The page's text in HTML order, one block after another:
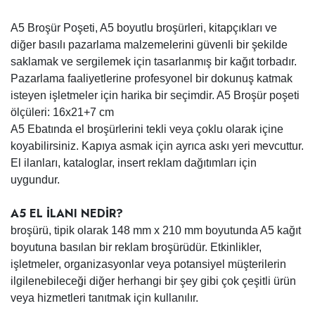
A5 Broşür Poşeti, A5 boyutlu broşürleri, kitapçıkları ve
diğer basılı pazarlama malzemelerini güvenli bir şekilde
saklamak ve sergilemek için tasarlanmış bir kağıt torbadır.
Pazarlama faaliyetlerine profesyonel bir dokunuş katmak
isteyen işletmeler için harika bir seçimdir. A5 Broşür poşeti
ölçüleri: 16x21+7 cm
A5 Ebatında el broşürlerini tekli veya çoklu olarak içine
koyabilirsiniz. Kapıya asmak için ayrıca askı yeri mevcuttur.
El ilanları, kataloglar, insert reklam dağıtımları için
uygundur.
A5 EL İLANI NEDİR?
broşürü, tipik olarak 148 mm x 210 mm boyutunda A5 kağıt
boyutuna basılan bir reklam broşürüdür. Etkinlikler,
işletmeler, organizasyonlar veya potansiyel müşterilerin
ilgilenebileceği diğer herhangi bir şey gibi çok çeşitli ürün
veya hizmetleri tanıtmak için kullanılır.